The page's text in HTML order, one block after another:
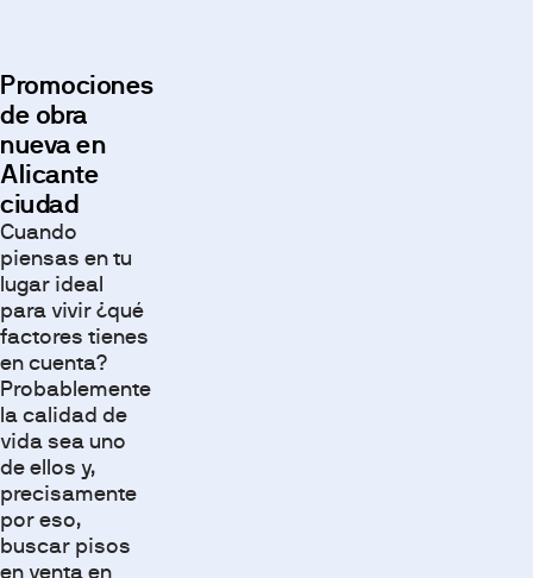
Promociones
de obra
nueva en
Alicante
ciudad
Cuando
piensas en tu
lugar ideal
para vivir ¿qué
factores tienes
en cuenta?
Probablemente
la calidad de
vida sea uno
de ellos y,
precisamente
por eso,
buscar pisos
en venta en